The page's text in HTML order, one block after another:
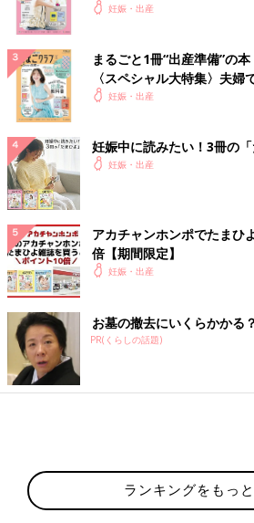
妊娠・出産
まるごと1冊“出産準備”の
〈スペシャル大特集〉夫
妊娠・出産
妊娠中に読みたい！3冊の「
妊娠・出産
アカチャンホンポでたまひ
倍【期間限定】
妊娠・出産
お墓の撤去にいくらかかる
PR(くらしの話題)
ランキングをもっ